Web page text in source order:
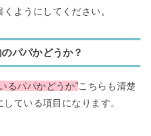
ようにしてください。
パパかどうか？
るパパかどうか”こちらも清楚
ている項目になります。